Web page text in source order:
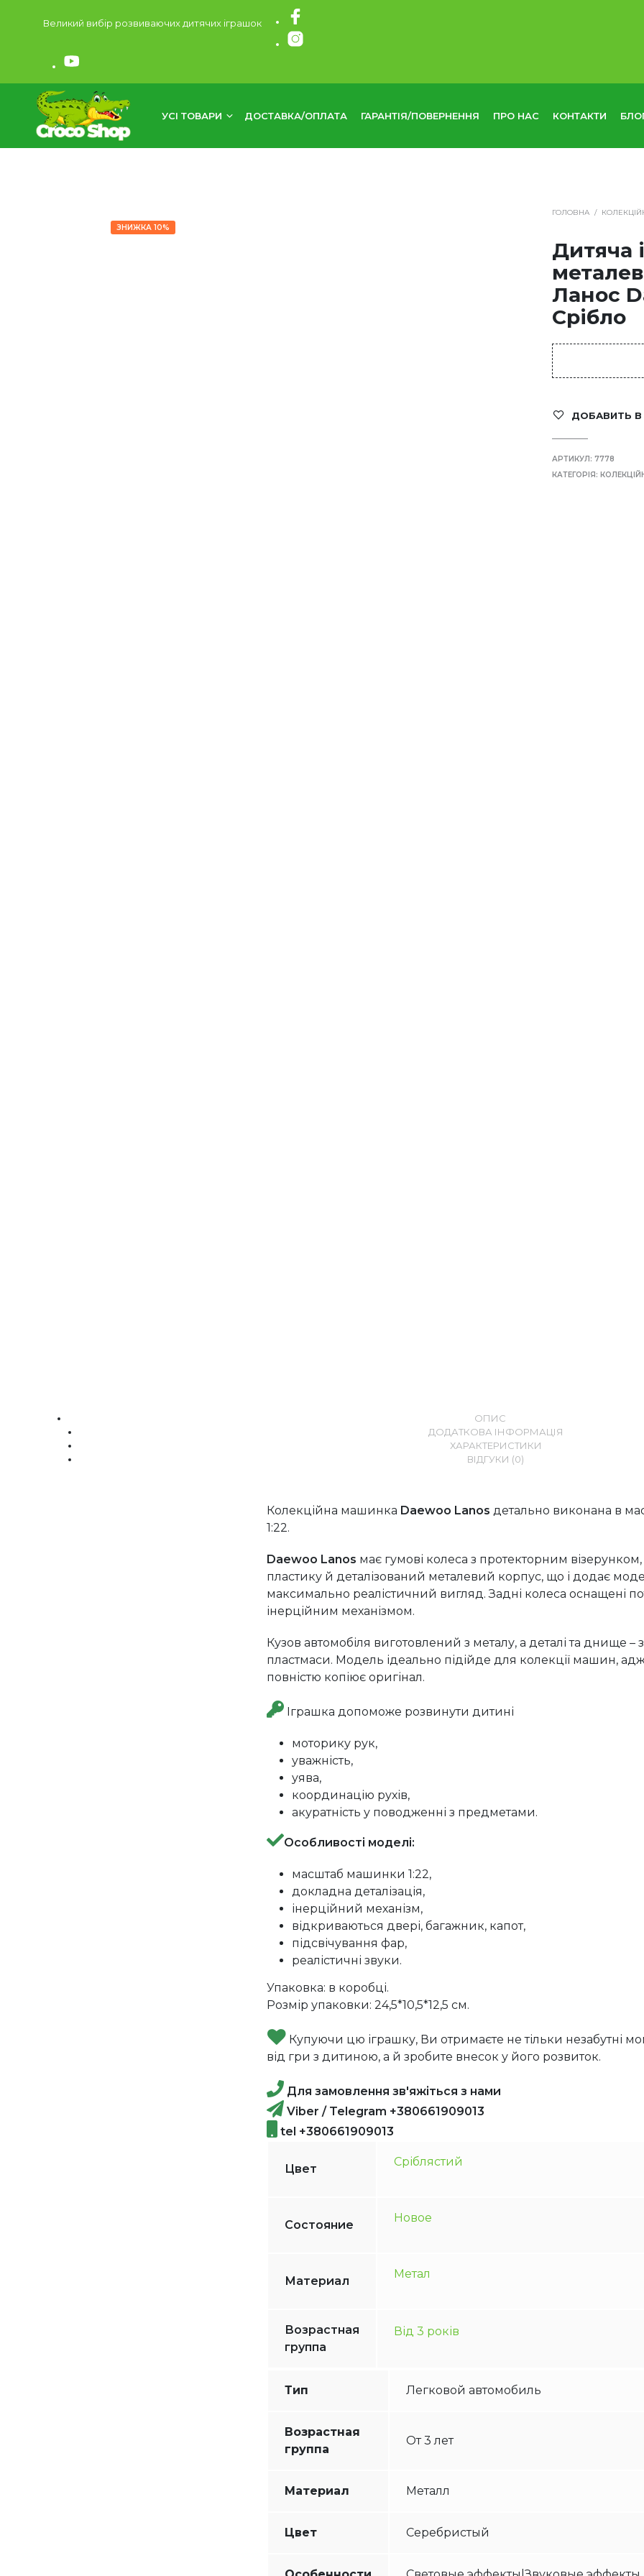
Великий вибір розвиваючих дитячих іграшок
УСІ ТОВАРИ ДОСТАВКА/ОПЛАТА ГАРАНТІЯ/ПОВЕРНЕННЯ ПРО НАС КОНТАКТИ
ЗНИЖКА 10%
ГОЛОВНА /
Дитяча
Ланос
Срібло
ДОБАВИТЬ
АРТИКУЛ:7778
КАТЕГОРІЯ:
ОПИС
ДОДАТКОВА ІНФОРМАЦІЯ
ХАРАКТЕРИСТИКИ
ВІДГУКИ (0)
Колекційна машинка Daewoo Lanos детально виконана в
1:22.
Daewoo Lanos має гумові колеса з протекторним візерунком,
пластику й деталізований металевий корпус, що і додає
максимально реалістичний вигляд. Задні колеса оснащені
інерційним механізмом.
Кузов автомобіля виготовлений з металу, а деталі та днище – з
пластмаси. Модель ідеально підійде для колекції машин,
повністю копіює оригінал.
Іграшка допоможе розвинути дитині
моторику рук,
уважність,
уява,
координацію рухів,
акуратність у поводженні з предметами.
Особливості моделі:
масштаб машинки 1:22,
докладна деталізація,
інерційний механізм,
відкриваються двері, багажник, капот,
підсвічування фар,
реалістичні звуки.
Упаковка: в коробці.
Розмір упаковки: 24,5*10,5*12,5 см.
Купуючи цю іграшку, Ви отримаєте не тільки незабутні
від гри з дитиною, а й зробите внесок у його розвиток.
Для замовлення зв'яжіться з нами
Viber / Telegram +380661909013
tel +380661909013
Цвет
Сріблястий
Состояние
Новое
Материал
Метал
Возрастная
группа
Від 3 років
Тип Легковой автомобиль
Возрастная
группа
От 3 лет
Материал Металл
Цвет Серебристый